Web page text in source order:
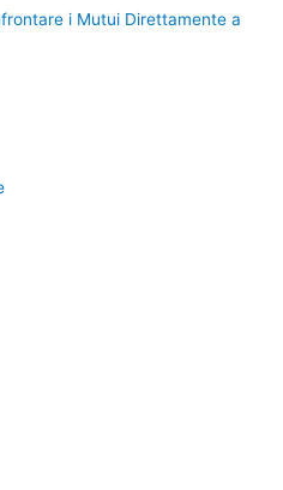
i Mutui Direttamente a